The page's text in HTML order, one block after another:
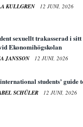
KULLGREN 12 JUNI, 2026
sexuellt trakasserad i
Ekonomihögskolan
JANSSON 12 JUNI, 2026
students’ guide
SCHÜLER 12 JUNI, 2026